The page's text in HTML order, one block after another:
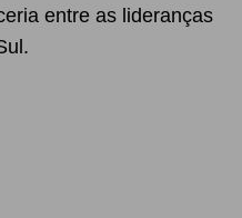
entre as lideranças